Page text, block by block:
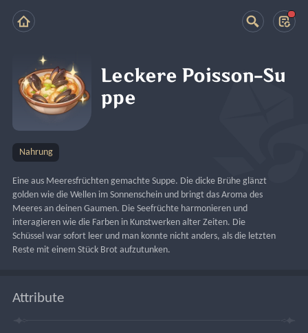
Leckere Poisson-Su
ppe
Nahrung
Eine aus Meeresfrüchten gemachte Suppe. Die dicke Brühe glänzt
golden wie die Wellen im Sonnenschein und bringt das Aroma des
Meeres an deinen Gaumen. Die Seefrüchte harmonieren und
interagieren wie die Farben in Kunstwerken alter Zeiten. Die
Schüssel war sofort leer und man konnte nicht anders, als die letzten
Reste mit einem Stück Brot aufzutunken.
Attribute